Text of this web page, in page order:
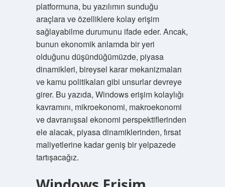
platformuna, bu yazılımın sunduğu
araçlara ve özelliklere kolay erişim
sağlayabilme durumunu ifade eder. Ancak,
bunun ekonomik anlamda bir yeri
olduğunu düşündüğümüzde, piyasa
dinamikleri, bireysel karar mekanizmaları
ve kamu politikaları gibi unsurlar devreye
girer. Bu yazıda, Windows erişim kolaylığı
kavramını, mikroekonomi, makroekonomi
ve davranışsal ekonomi perspektiflerinden
ele alacak, piyasa dinamiklerinden, fırsat
maliyetlerine kadar geniş bir yelpazede
tartışacağız.